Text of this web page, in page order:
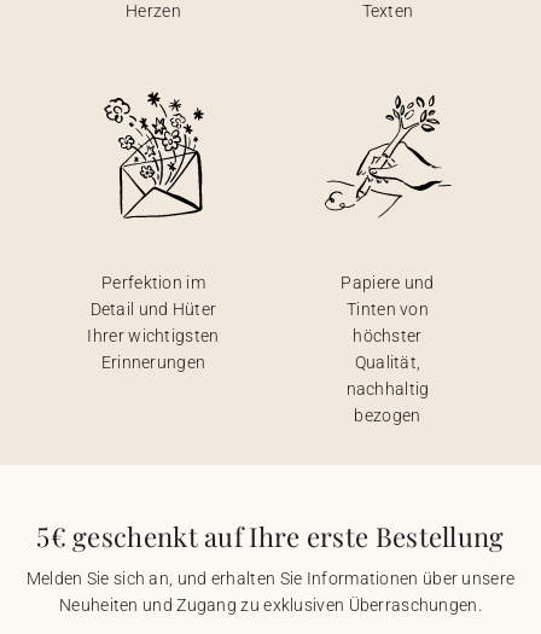
Herzen
Texten
Perfektion im
Detail und Hüter
Ihrer wichtigsten
Erinnerungen
Papiere und
Tinten von
höchster
Qualität,
nachhaltig
bezogen
5€ geschenkt auf Ihre erste Bestellung
Melden Sie sich an, und erhalten Sie Informationen über unsere
Neuheiten und Zugang zu exklusiven Überraschungen.